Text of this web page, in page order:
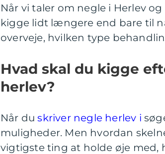
Når vi taler om negle i Herlev
kigge lidt længere end bare til
overveje, hvilken type
Hvad skal du kigge
herlev?
Når duskriver negle herlev i
muligheder. Men hvordan
vigtigste ting at holde øje med,